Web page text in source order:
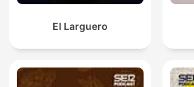
El Larguero